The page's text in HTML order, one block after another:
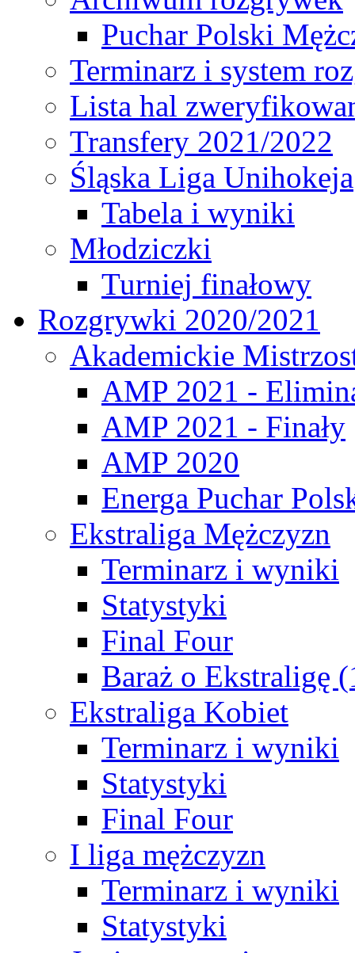
Puchar Polski
Terminarz i system
Lista hal
Transfery 2021/2022
Śląska Liga Unihokeja
Tabela i wyniki
Młodziczki
Turniej finałowy
Rozgrywki 2020/2021
Akademickie
AMP 2021 -
AMP 2021 - Finały
AMP 2020
Energa Puchar
Ekstraliga Mężczyzn
Terminarz i wyniki
Statystyki
Final Four
Baraż o Ekstraligę
Ekstraliga Kobiet
Terminarz i wyniki
Statystyki
Final Four
I liga mężczyzn
Terminarz i wyniki
Statystyki